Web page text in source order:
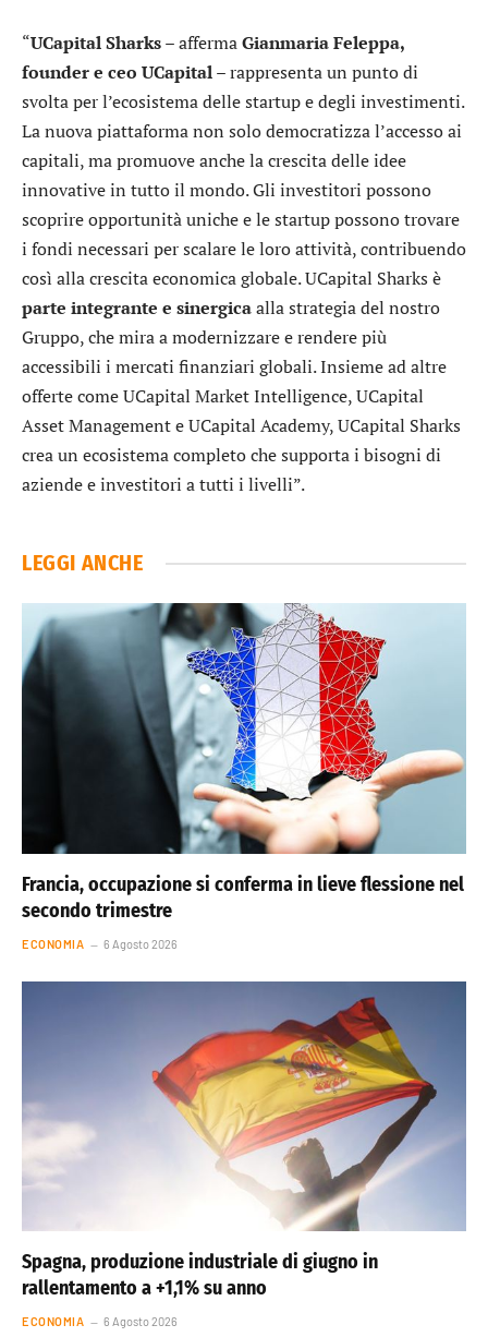
“UCapital Sharks– affermaGianmaria Feleppa,
founder e ceo UCapital– rappresenta un punto di
svolta per l’ecosistema delle startup e degli investimenti.
La nuova piattaforma non solo democratizza l’accesso ai
capitali, ma promuove anche la crescita delle idee
innovative in tutto il mondo. Gli investitori possono
scoprire opportunità uniche e le startup possono trovare
i fondi necessari per scalare le loro attività, contribuendo
così alla crescita economica globale. UCapital Sharks è
parte integrante e sinergicaalla strategia del nostro
Gruppo, che mira a modernizzare e rendere più
accessibili i mercati finanziari globali. Insieme ad altre
offerte come UCapital Market Intelligence, UCapital
Asset Management e UCapital Academy, UCapital Sharks
crea un ecosistema completo che supporta i bisogni di
aziende e investitori a tutti i livelli”.
LEGGI ANCHE
Francia, occupazione si conferma in lieve flessione nel
secondo trimestre
ECONOMIA 6 Agosto 2026
Spagna, produzione industriale di giugno in
rallentamento a +1,1% su anno
ECONOMIA 6 Agosto 2026